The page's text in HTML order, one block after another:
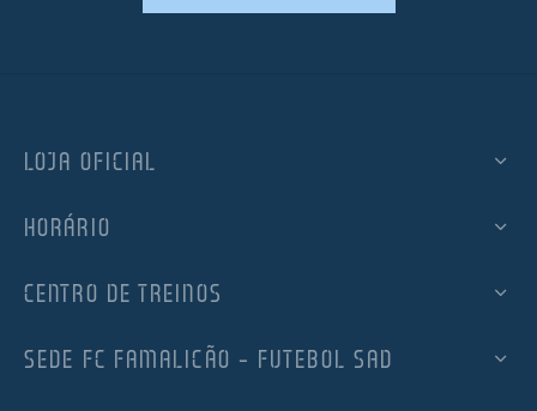
LOJA OFICIAL
HORÁRIO
CENTRO DE TREINOS
SEDE FC FAMALICÃO – FUTEBOL SAD